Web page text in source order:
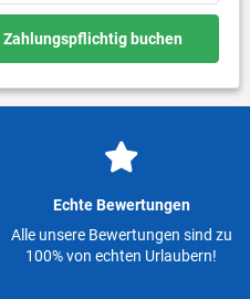
Zahlungspflichtig buchen
Echte Bewertungen
Alle unsere Bewertungen sind zu
100% von echten Urlaubern!